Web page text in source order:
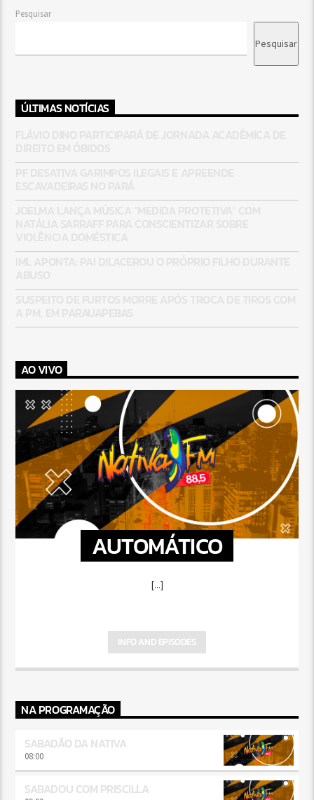
Pesquisar
Pesquisar
ÚLTIMAS NOTÍCIAS
AO VIVO
AUTOMÁTICO
[...]
INFO AND EPISODES
NA PROGRAMAÇÃO
SABADÃO DA NATIVA
08:00
SABADOU COM PRISCILLA